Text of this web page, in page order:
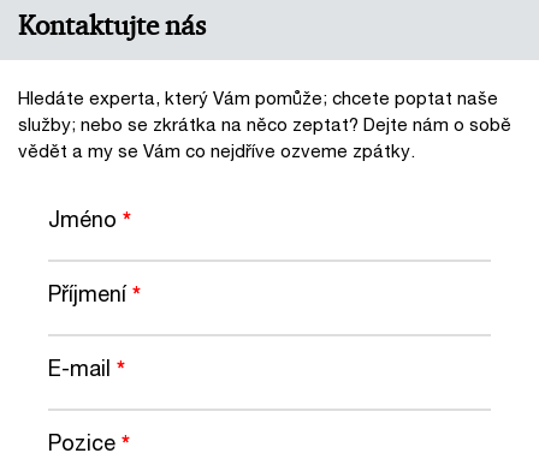
Kontaktujte nás
Hledáte experta, který Vám pomůže; chcete poptat naše
služby; nebo se zkrátka na něco zeptat? Dejte nám o sobě
vědět a my se Vám co nejdříve ozveme zpátky.
Jméno *
Příjmení*
E-mail *
Pozice *